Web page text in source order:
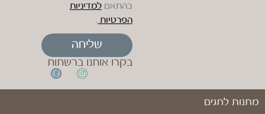
בהתאם למדיניות
הפרטיות .
שליחה
בקרו אותנו ברשתות
מתנות לחגים